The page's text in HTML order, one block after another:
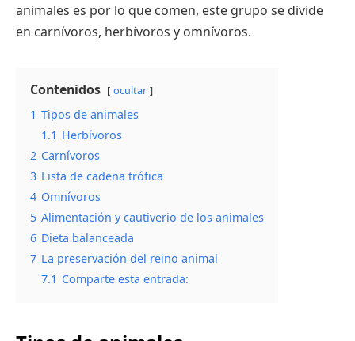
animales es por lo que comen, este grupo se divide
en carnívoros, herbívoros y omnívoros.
Contenidos ocultar
1 Tipos de animales
1.1 Herbívoros
2 Carnívoros
3 Lista de cadena trófica
4 Omnívoros
5 Alimentación y cautiverio de los animales
6 Dieta balanceada
7 La preservación del reino animal
7.1 Comparte esta entrada: